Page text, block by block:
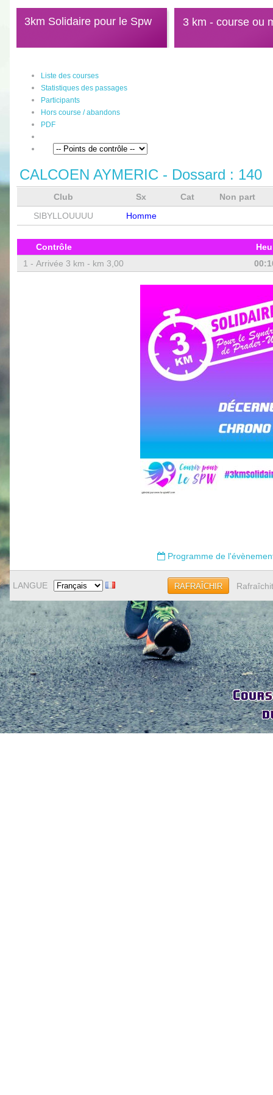
3km Solidaire pour le Spw 3 km - course ou
Liste des courses
Statistiques des passages
Participants
Hors course / abandons
PDF
CALCOEN AYMERIC - Dossard : 140
Club Sx Cat
Non part
SIBYLLOUUUU
Homme
Contrôle
1 - Arrivée 3 km - km 3,00
Programme de
LANGUE RAFRAÎCHIR